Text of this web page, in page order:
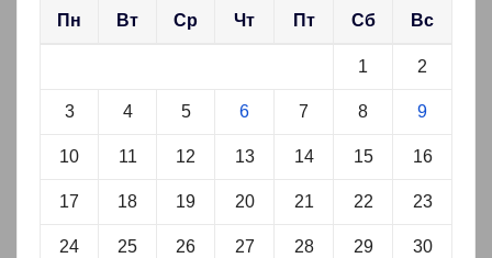
Пн Вт Ср Чт Пт Сб Вс
1 2
3 4 5 6 7 8 9
10 11 12 13 14 15 16
17 18 19 20 21 22 23
24 25 26 27 28 29 30